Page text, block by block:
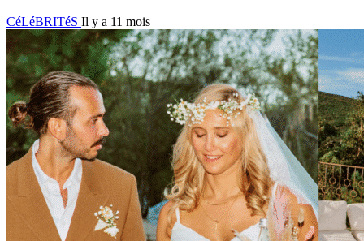
CéLéBRITéS Il y a 11 mois